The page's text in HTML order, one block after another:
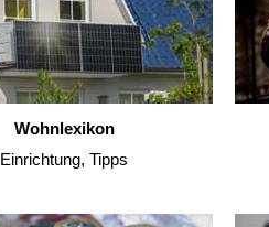
Wohnlexikon
Einrichtung, Tipps